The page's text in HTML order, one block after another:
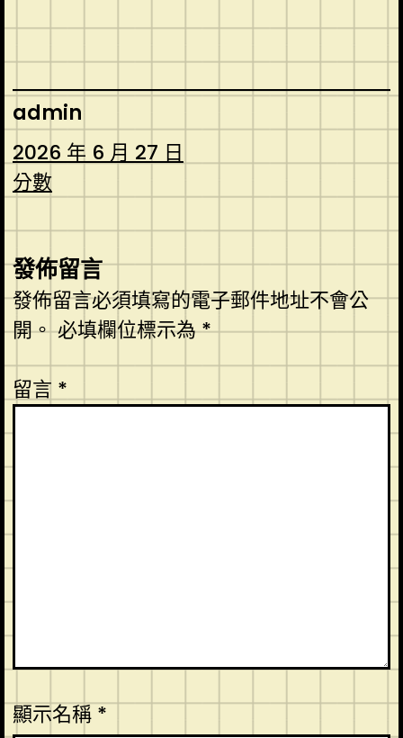
admin
2026 年 6 月 27 日
分數
發佈留言
發佈留言必須填寫的電子郵件地址不會公
開。必填欄位標示為*
留言 *
顯示名稱 *